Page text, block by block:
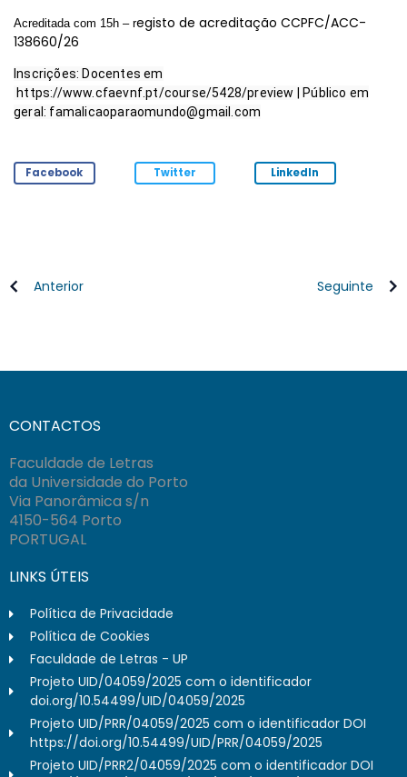
Acreditada com 15h – registo de acreditação CCPFC/ACC-
138660/26
Inscrições: Docentes em
https://www.cfaevnf.pt/course/5428/preview
| Público em
geral: famalicaoparaomundo@gmail.com
Facebook Twitter LinkedIn
Anterior Seguinte
CONTACTOS
Faculdade de Letras
da Universidade do Porto
Via Panorâmica s/n
4150-564 Porto
PORTUGAL
LINKS ÚTEIS
Política de Privacidade
Política de Cookies
Faculdade de Letras - UP
Projeto UID/04059/2025 com o identificador
doi.org/10.54499/UID/04059/2025
Projeto UID/PRR/04059/2025 com o identificador DOI
https://doi.org/10.54499/UID/PRR/04059/2025
Projeto UID/PRR2/04059/2025 com o identificador DOI